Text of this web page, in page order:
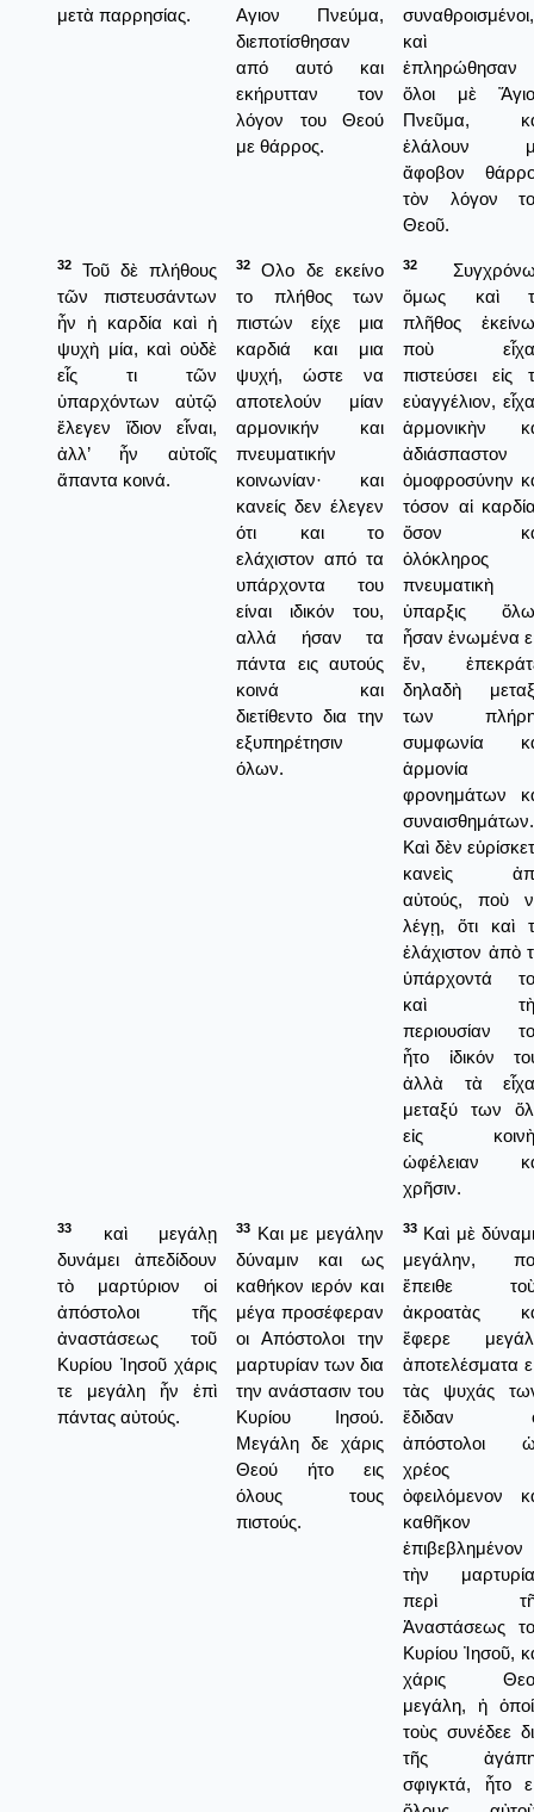
μετὰ παρρησίας.
Αγιον Πνεύμα,
διεποτίσθησαν
από αυτό και
εκήρυτταν τον
λόγον του Θεού
με θάρρος.
συναθροισμένοι,
καὶ
ἐπληρώθησαν
ὅλοι μὲ
Πνεῦμα,
ἐλάλουν
ἄφοβον
τὸν λόγον
Θεοῦ.
32
Τοῦ δὲ πλήθους
τῶν πιστευσάντων
ἦν ἡ καρδία καὶ ἡ
ψυχὴ μία, καὶ οὐδὲ
εἷς τι τῶν
ὑπαρχόντων αὐτῷ
ἔλεγεν ἴδιον εἶναι,
ἀλλ’ ἦν αὐτοῖς
ἅπαντα κοινά.
32
Ολο δε εκείνο
το πλήθος των
πιστών είχε μια
καρδιά και μια
ψυχή, ώστε να
αποτελούν μίαν
αρμονικήν και
πνευματικήν
κοινωνίαν· και
κανείς δεν έλεγεν
ότι και το
ελάχιστον από τα
υπάρχοντα του
είναι ιδικόν του,
αλλά ήσαν τα
πάντα εις αυτούς
κοινά και
διετίθεντο δια την
εξυπηρέτησιν
όλων.
32
ὅμως καὶ
πλῆθος
ποὺ
πιστεύσει εἰς
εὐαγγέλιον,
ἁρμονικὴν
ἀδιάσπαστον
ὁμοφροσύνην
τόσον αἱ
ὅσον
ὁλόκληρος
πνευματικὴ
ὑπαρξις
ἦσαν ἐνωμένα
ἔν,
δηλαδὴ
των
συμφωνία
ἁρμονία
φρονημάτων
συναισθημάτων.
Καὶ δὲν
κανεὶς
αὐτούς, ποὺ
λέγῃ, ὅτι καὶ
ἐλάχιστον ἀπὸ
ὑπάρχοντά
καὶ
περιουσίαν
ἦτο ἰδικόν
ἀλλὰ τὰ
μεταξύ των
εἰς
ὠφέλειαν
χρῆσιν.
33
καὶ μεγάλῃ
δυνάμει ἀπεδίδουν
τὸ μαρτύριον οἱ
ἀπόστολοι τῆς
ἀναστάσεως τοῦ
Κυρίου Ἰησοῦ χάρις
τε μεγάλη ἦν ἐπὶ
πάντας αὐτούς.
33 Και με μεγάλην
δύναμιν και ως
καθήκον ιερόν και
μέγα προσέφεραν
οι Απόστολοι την
μαρτυρίαν των δια
την ανάστασιν του
Κυρίου Ιησού.
Μεγάλη δε χάρις
Θεού ήτο εις
όλους τους
πιστούς.
33 Καὶ μὲ
μεγάλην,
ἔπειθε
ἀκροατὰς
ἔφερε
ἀποτελέσματα
τὰς ψυχάς
ἔδιδαν
ἀπόστολοι
χρέος
ὀφειλόμενον
καθῆκον
ἐπιβεβλημένον
τὴν
περὶ
Ἀναστάσεως
Κυρίου Ἰησοῦ,
χάρις
μεγάλη, ἡ
τοὺς συνέδεε
τῆς
σφιγκτά, ἦτο